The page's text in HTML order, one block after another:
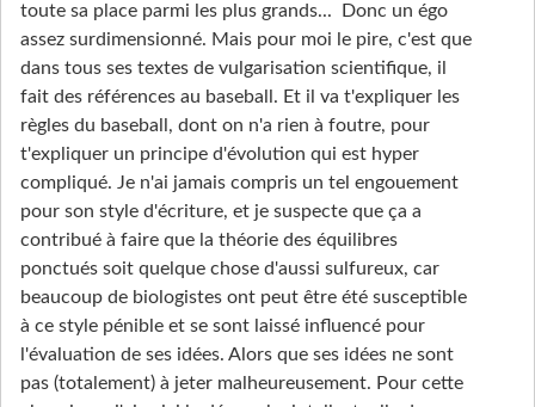
toute sa place parmi les plus grands... Donc un égo
assez surdimensionné. Mais pour moi le pire, c'est que
dans tous ses textes de vulgarisation scientifique, il
fait des références au baseball. Et il va t'expliquer les
règles du baseball, dont on n'a rien à foutre, pour
t'expliquer un principe d'évolution qui est hyper
compliqué. Je n'ai jamais compris un tel engouement
pour son style d'écriture, et je suspecte que ça a
contribué à faire que la théorie des équilibres
ponctués soit quelque chose d'aussi sulfureux, car
beaucoup de biologistes ont peut être été susceptible
à ce style pénible et se sont laissé influencé pour
l'évaluation de ses idées. Alors que ses idées ne sont
pas (totalement) à jeter malheureusement. Pour cette